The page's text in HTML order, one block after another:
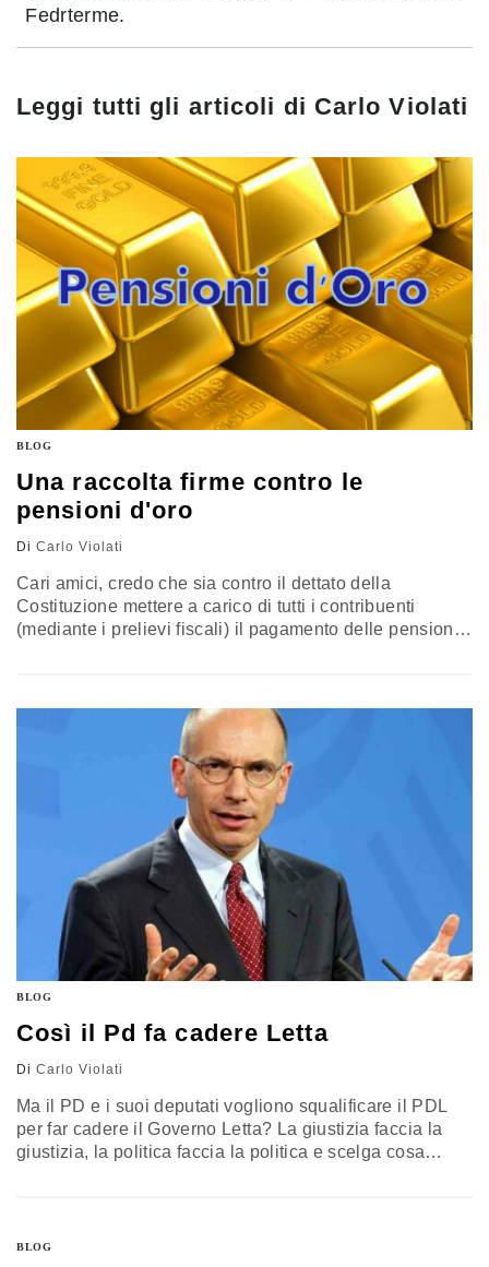
Fedrterme.
Leggi tutti gli articoli di Carlo Violati
BLOG
Una raccolta firme contro le
pensioni d'oro
Di Carlo Violati
Cari amici, credo che sia contro il dettato della
Costituzione mettere a carico di tutti i contribuenti
(mediante i prelievi fiscali) il pagamento delle pensioni
pensioni stesse e non a carico della fiscalità generale.
BLOG
Così il Pd fa cadere Letta
Di Carlo Violati
Ma il PD e i suoi deputati vogliono squalificare il PDL
per far cadere il Governo Letta? La giustizia faccia la
giustizia, la politica faccia la politica e scelga cosa
BLOG